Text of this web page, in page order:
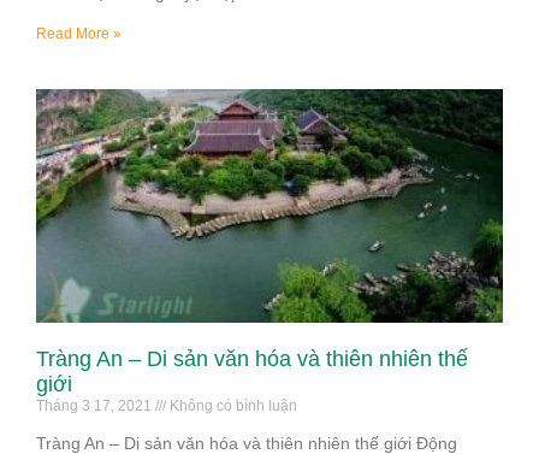
Read More »
Tràng An – Di sản văn hóa và thiên nhiên thế
giới
Tháng 3 17, 2021 Không có bình luận
Tràng An – Di sản văn hóa và thiên nhiên thế giới Động